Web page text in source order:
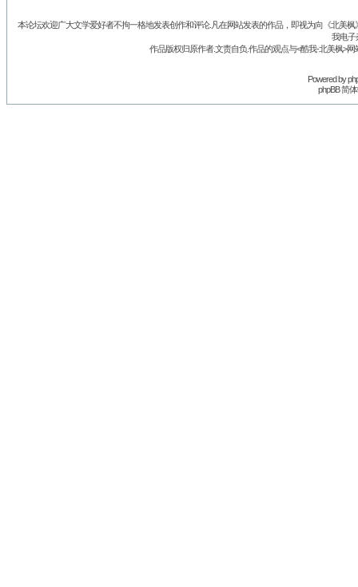
本论坛欢迎广大文学爱好者不拘一格地发表创作和评论.凡在网站发表的作品，即视为向《北美
我电子
作品版权归原作者.文责自负.作品的观点与<酷我-北美枫>
Powered by
phpBB 简